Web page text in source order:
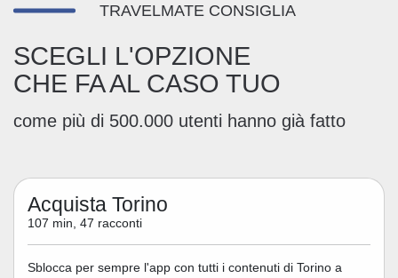
TRAVELMATE CONSIGLIA
SCEGLI L'OPZIONE
CHE FA AL CASO TUO
come più di 500.000 utenti hanno già fatto
Acquista Torino
107 min, 47 racconti
Sblocca per sempre l'app con tutti i contenuti di Torino a